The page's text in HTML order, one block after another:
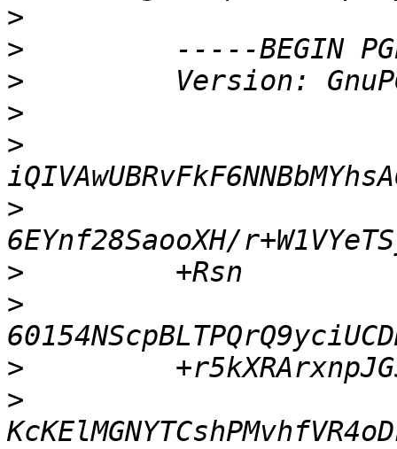
>
>
>
>
>
>
>
>
>
>